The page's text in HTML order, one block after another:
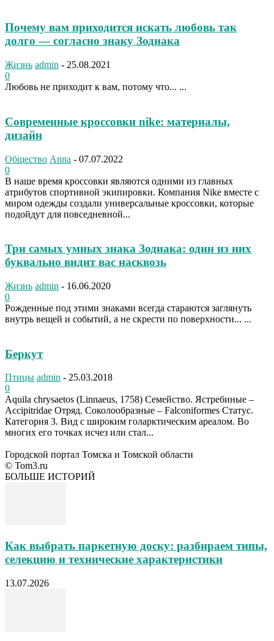
Почему вам приходится искать любовь так
долго — согласно знаку Зодиака
Жизнь admin - 25.08.2021
0
Любовь не приходит к вам, потому что... ...
Современные кроссовки nike: материалы,
дизайн
Общество Anna - 07.07.2022
0
В наше время кроссовки являются одними из главных
атрибутов спортивной экипировки. Компания Nike вместе с
миром одежды создали универсальные кроссовки, которые
подойдут для повседневной...
Три самых умных знака Зодиака: один из них
буквально видит вас насквозь
Жизнь admin - 16.06.2020
0
Рожденные под этими знаками всегда стараются заглянуть
внутрь вещей и событий, а не скрести по поверхности... ...
Беркут
Птицы admin - 25.03.2018
0
Aquila chrysaetos (Linnaeus, 1758) Семейство. Ястребиные –
Accipitridae Отряд. Соколообразные – Falconiformes Статус.
Категория 3. Вид с широким голарктическим ареалом. Во
многих его точках исчез или стал...
Городской портал Томска и Томской области
© Tom3.ru
БОЛЬШЕ ИСТОРИЙ
Как выбрать паркетную доску: разбираем типы,
селекцию и технические характеристики
13.07.2026